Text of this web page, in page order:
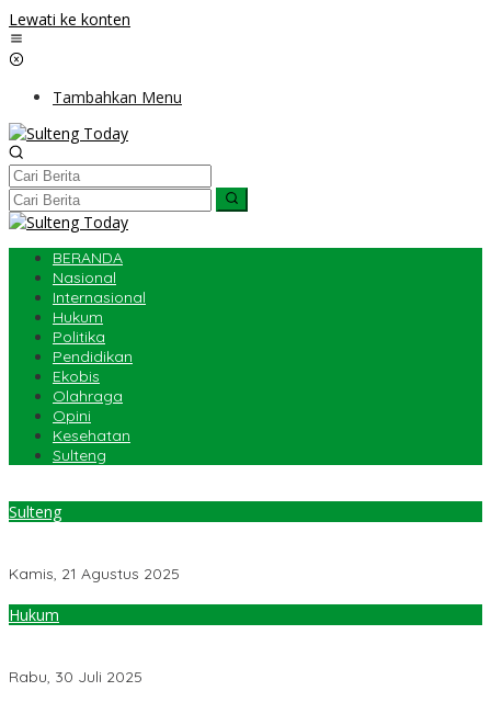
Lewati ke konten
Tambahkan Menu
BERANDA
Nasional
Internasional
Hukum
Politika
Pendidikan
Ekobis
Olahraga
Opini
Kesehatan
Sulteng
Sulteng
Kamis, 21 Agustus 2025
Hukum
Rabu, 30 Juli 2025